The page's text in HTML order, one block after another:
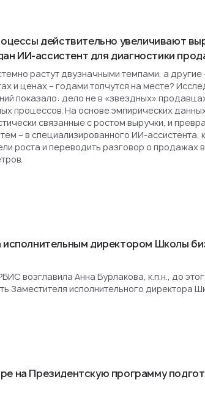
действительно увеличивают
ИИ-ассистент для диагностики
растут двузначными темпами, а другие
и ценах – годами топчутся на месте?
показало: дело не в «звездных»
процессов. На основе эмпирических
связанные с ростом выручки, и
– в специализированного ИИ-ассистента,
роста и переводить разговор о продажах в
исполнительным директором Школы
возглавила Анна Бурлакова, к.п.н., до
Заместителя исполнительного директора
на Президентскую программу